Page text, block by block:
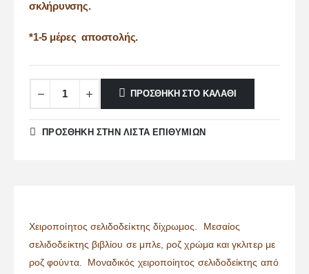
σκλήρυνσης.
*1-5 μέρες αποστολής.
ΠΡΟΣΘΉΚΗ ΣΤΟ ΚΑΛΆΘΙ
ΠΡΌΣΘΉΚΗ ΣΤΗΝ ΛΊΣΤΑ ΕΠΙΘΥΜΙΏΝ
Χειροποίητος σελιδοδείκτης δίχρωμος. Μεσαίος
σελιδοδείκτης βιβλίου σε μπλε, ροζ χρώμα και γκλιτερ με
ροζ φούντα. Μοναδικός χειροποίητος σελιδοδείκτης από